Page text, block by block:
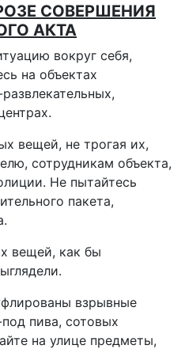
СОВЕРШЕНИЯ
АКТА
вокруг себя,
на объектах
вещей, не трогая их,
сотрудникам объекта,
Не пытайтесь
пакета,
вещей, как бы
взрывные
пива, сотовых
на улице предметы,